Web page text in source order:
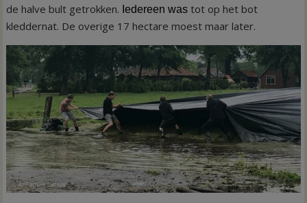
de halve bult getrokken. Iedereen was tot op het bot
kleddernat. De overige 17 hectare moest maar later.